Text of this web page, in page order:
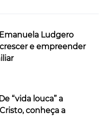
Ludgero
e empreender
“vida louca” a
conheça a